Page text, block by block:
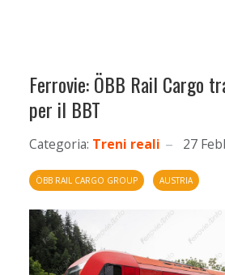
Ferrovie: ÖBB Rail Cargo
per il BBT
Categoria: Treni reali 27
ÖBB RAIL CARGO GROUP AUSTRIA